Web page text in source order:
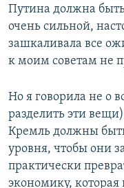
Путина должна
очень сильной,
зашкаливала все
к моим советам не
Но я говорила не о
разделить эти
Кремль должны
уровня, чтобы они
практически
экономику, которая